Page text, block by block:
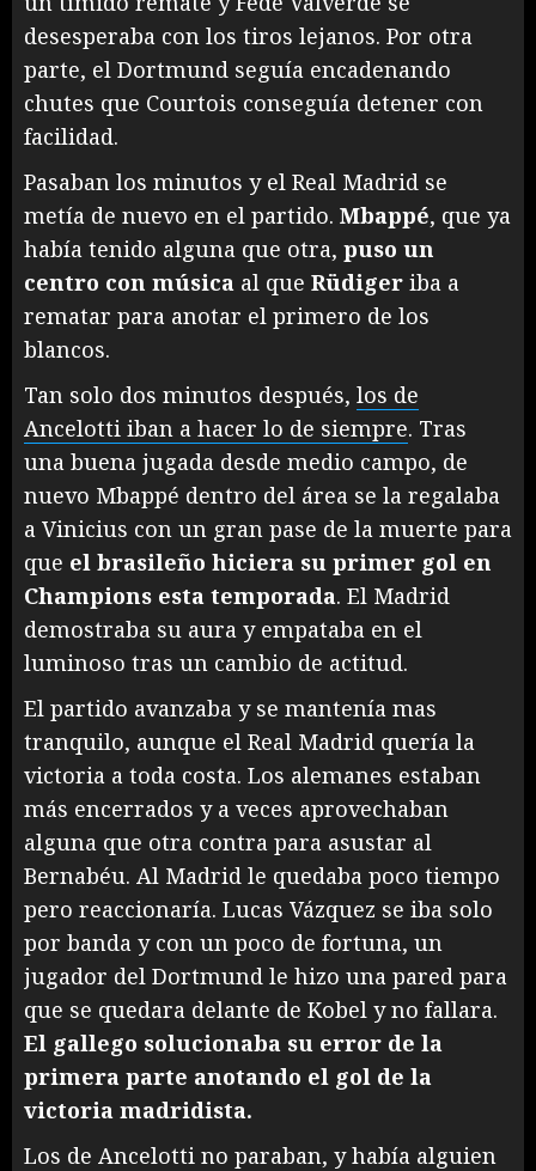
desesperaba con los tiros lejanos. Por otra
parte, el Dortmund seguía encadenando
chutes que Courtois conseguía detener con
facilidad.
Pasaban los minutos y el Real Madrid se
metía de nuevo en el partido. Mbappé, que ya
había tenido alguna que otra, puso un
centro con música al que Rüdiger iba a
rematar para anotar el primero de los
blancos.
Tan solo dos minutos después, los de
Ancelotti iban a hacer lo de siempre. Tras
una buena jugada desde medio campo, de
nuevo Mbappé dentro del área se la regalaba
a Vinicius con un gran pase de la muerte para
que el brasileño hiciera su primer gol en
Champions esta temporada. El Madrid
demostraba su aura y empataba en el
luminoso tras un cambio de actitud.
El partido avanzaba y se mantenía mas
tranquilo, aunque el Real Madrid quería la
victoria a toda costa. Los alemanes estaban
más encerrados y a veces aprovechaban
alguna que otra contra para asustar al
Bernabéu. Al Madrid le quedaba poco tiempo
pero reaccionaría. Lucas Vázquez se iba solo
por banda y con un poco de fortuna, un
jugador del Dortmund le hizo una pared para
que se quedara delante de Kobel y no fallara.
El gallego solucionaba su error de la
primera parte anotando el gol de la
victoria madridista.
Los de Ancelotti no paraban, y había alguien